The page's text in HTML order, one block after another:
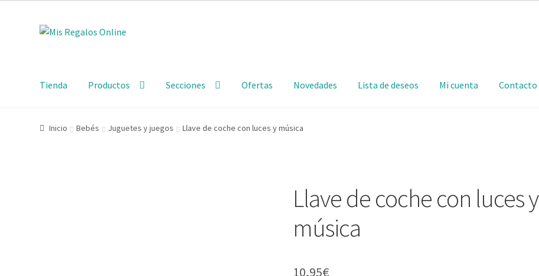
Tienda Productos Secciones Ofertas Novedades Lista de deseos Mi cuenta Contacto
Inicio Bebés Juguetes y juegos Llave de coche con luces y música
Llave de coche con luces y
música
10,95€